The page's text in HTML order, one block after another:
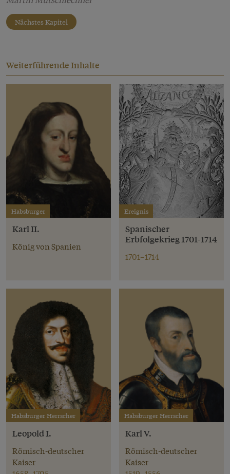
Nächstes Kapitel
Weiterführende Inhalte
Habsburger
Karl II.
König von Spanien
Ereignis
Spanischer
Erbfolgekrieg 1701-1714
1701–1714
Habsburger Herrscher
Leopold I.
Römisch-deutscher
Kaiser
Habsburger Herrscher
Karl V.
Römisch-deutscher
Kaiser